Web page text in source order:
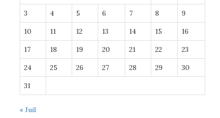
3 4 5 6 7 8 9
10 11 12 13 14 15 16
17 18 19 20 21 22 23
24 25 26 27 28 29 30
31
« Juil